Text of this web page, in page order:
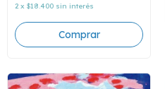
2 x $18.400 sin interés